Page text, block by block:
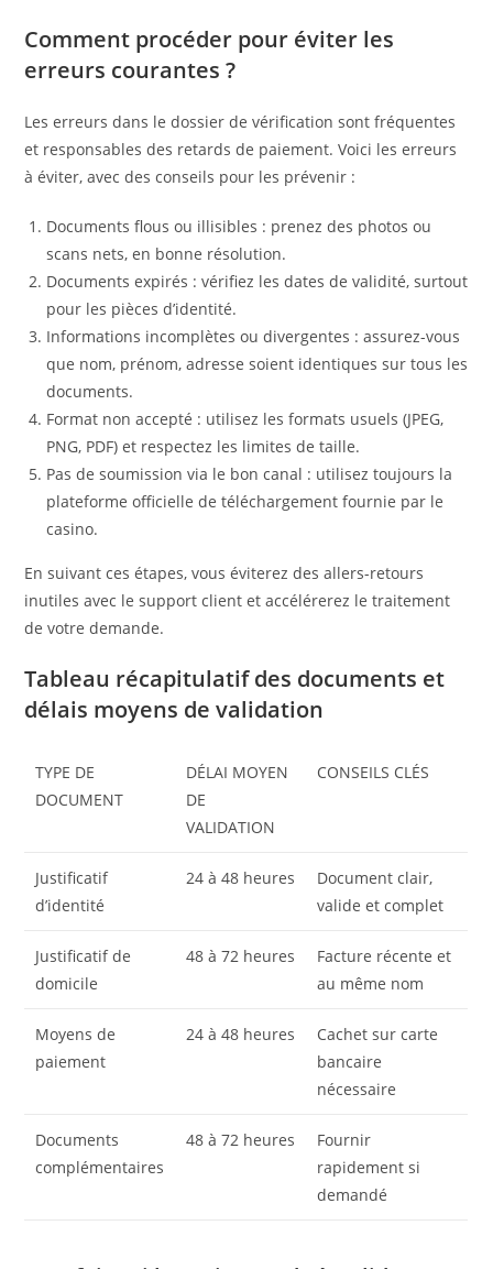
Comment procéder pour éviter les
erreurs courantes ?
Les erreurs dans le dossier de vérification sont fréquentes
et responsables des retards de paiement. Voici les erreurs
à éviter, avec des conseils pour les prévenir :
Documents flous ou illisibles : prenez des photos ou
scans nets, en bonne résolution.
Documents expirés : vérifiez les dates de validité, surtout
pour les pièces d’identité.
Informations incomplètes ou divergentes : assurez-vous
que nom, prénom, adresse soient identiques sur tous les
documents.
Format non accepté : utilisez les formats usuels (JPEG,
PNG, PDF) et respectez les limites de taille.
Pas de soumission via le bon canal : utilisez toujours la
plateforme officielle de téléchargement fournie par le
casino.
En suivant ces étapes, vous éviterez des allers-retours
inutiles avec le support client et accélérerez le traitement
de votre demande.
Tableau récapitulatif des documents et
délais moyens de validation
TYPE DE
DOCUMENT
DÉLAI MOYEN
DE
VALIDATION
CONSEILS CLÉS
Justificatif
d’identité
24 à 48 heures
Document clair,
valide et complet
Justificatif de
domicile
48 à 72 heures
Facture récente et
au même nom
Moyens de
paiement
24 à 48 heures
Cachet sur carte
bancaire
nécessaire
Documents
complémentaires
48 à 72 heures
Fournir
rapidement si
demandé